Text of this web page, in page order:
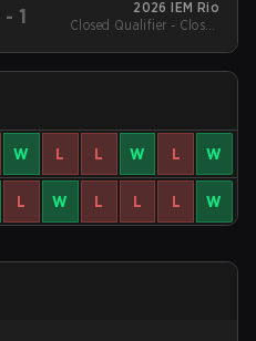
- 1
2026 IEM Rio
Closed Qualifier - Closed
W L L W L W
L W L L L W